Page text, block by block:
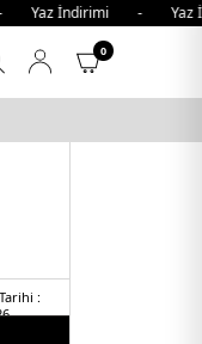
-
0
: